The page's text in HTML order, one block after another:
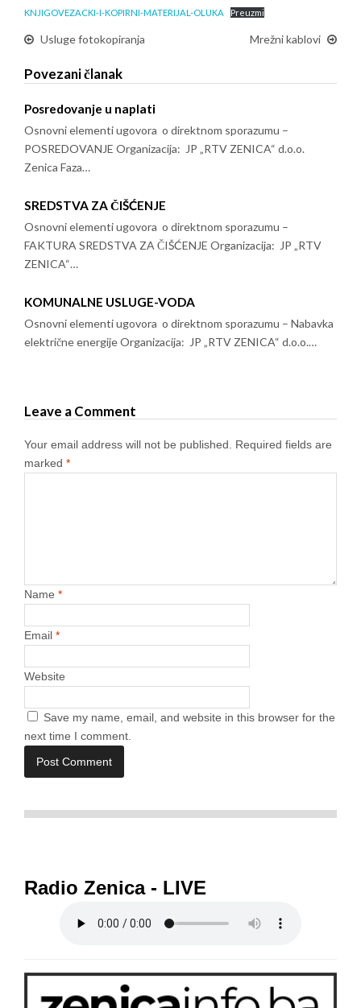
KNJIGOVEZACKI-I-KOPIRNI-MATERIJAL-OLUKA Preuzmi
Usluge fotokopiranja Mrežni kablovi
Povezani članak
Posredovanje u naplati
Osnovni elementi ugovora o direktnom sporazumu –
POSREDOVANJE Organizacija: JP „RTV ZENICA“ d.o.o.
Zenica Faza…
SREDSTVA ZA ČIŠĆENJE
Osnovni elementi ugovora o direktnom sporazumu –
FAKTURA SREDSTVA ZA ČIŠĆENJE Organizacija: JP „RTV
ZENICA“…
KOMUNALNE USLUGE-VODA
Osnovni elementi ugovora o direktnom sporazumu – Nabavka
električne energije Organizacija: JP „RTV ZENICA“ d.o.o.…
Leave a Comment
Your email address will not be published.
Required fields are
marked *
Name *
Email *
Website
Save my name, email, and website in this browser for the
next time I comment.
Radio Zenica - LIVE